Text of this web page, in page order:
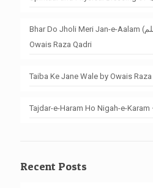
Bhar Do Jholi Meri Jan-e-Aalam (صلی اللہ علیہ وسلم) –
Owais Raza Qadri
Taiba Ke Jane Wale by Owais Raza
Tajdar-e-Haram Ho Nigah-e-Karam
Recent Posts